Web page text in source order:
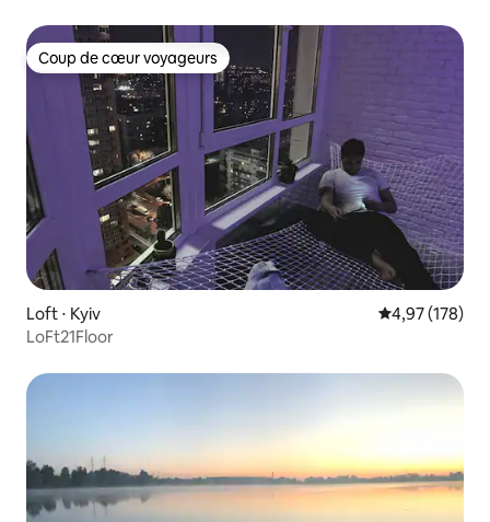
Coup de cœur voyageurs
Coup de cœur voyageurs
Loft ⋅ Kyiv Évaluation
4,97 (178)
LoFt21Floor